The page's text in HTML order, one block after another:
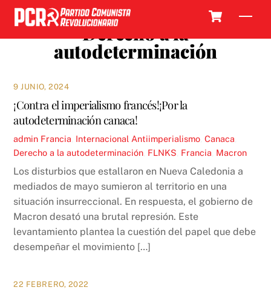
Skip
content
Derecho a la
autodeterminación
9 JUNIO, 2024
¡Contra el imperialismo francés!¡Por la
autodeterminación canaca!
admin Francia Internacional Antiimperialismo ,Canaca
Derecho a la autodeterminación FLNKS Francia Macron
Los disturbios que estallaron en Nueva Caledonia a
mediados de mayo sumieron al territorio en una
situación insurreccional. En respuesta, el gobierno de
Macron desató una brutal represión. Este
levantamiento plantea la cuestión del papel que debe
desempeñar el movimiento […]
22 FEBRERO, 2022